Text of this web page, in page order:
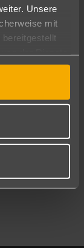
Unsere
mit